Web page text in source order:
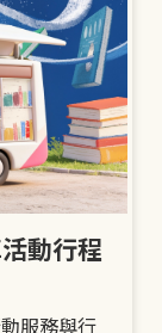
動行程
服務與行